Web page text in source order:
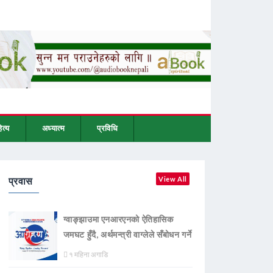
अध्यात्म प्रविधि
प्रवास View All
ग्वाङ्झाउमा एनआरएनको ऐतिहासिक
जमघट हुँदै, अर्थमन्त्री वाग्लेले सँबोधन गर्ने
१ महिना अगाडि